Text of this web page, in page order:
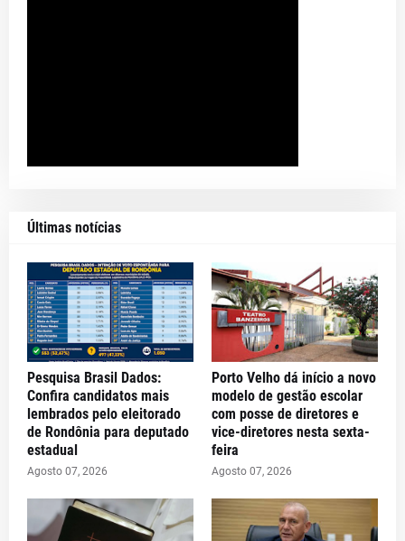
Últimas notícias
Pesquisa Brasil Dados:
Confira candidatos mais
lembrados pelo eleitorado
de Rondônia para deputado
estadual
Agosto 07, 2026
Porto Velho dá início a novo
modelo de gestão escolar
com posse de diretores e
vice-diretores nesta sexta-
feira
Agosto 07, 2026